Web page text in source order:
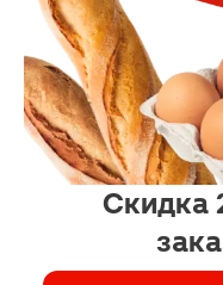
Скидка